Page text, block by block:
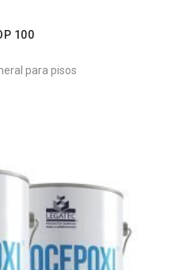
100
para pisos